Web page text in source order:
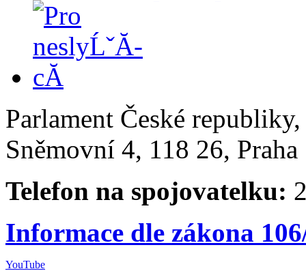
Parlament České
Sněmovní 4, 118 26,
Telefon na spojovatelku:
Informace dle zákona
YouTube